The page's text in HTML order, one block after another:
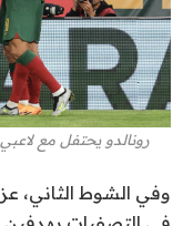
رونالدو يحتفل مع لاعبي
وفي الشوط الثاني،